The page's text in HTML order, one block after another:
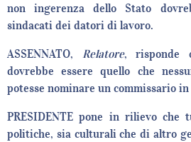
non ingerenza dello Stato
sindacati dei datori di lavoro.
ASSENNATO, Relatore, risponde
dovrebbe essere quello che
potesse nominare un commissario
PRESIDENTE pone in rilievo che
politiche, sia culturali che di altro